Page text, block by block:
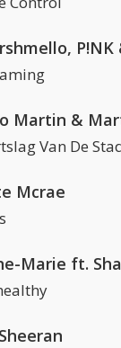
P!NK
Martin &
Van De
Mcrae
Marie ft.